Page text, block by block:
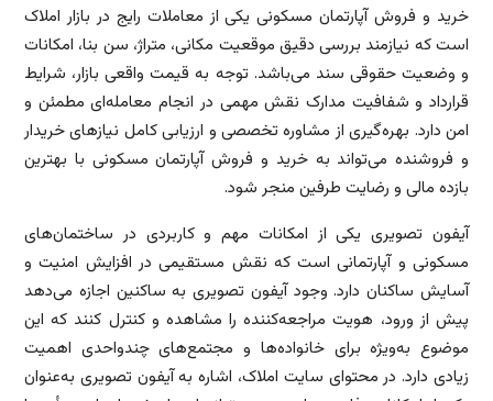
خرید و فروش آپارتمان مسکونی یکی از معاملات رایج در بازار املاک
است که نیازمند بررسی دقیق موقعیت مکانی، متراژ، سن بنا، امکانات
و وضعیت حقوقی سند می‌باشد. توجه به قیمت واقعی بازار، شرایط
قرارداد و شفافیت مدارک نقش مهمی در انجام معامله‌ای مطمئن و
امن دارد. بهره‌گیری از مشاوره تخصصی و ارزیابی کامل نیازهای خریدار
و فروشنده می‌تواند به خرید و فروش آپارتمان مسکونی با بهترین
بازده مالی و رضایت طرفین منجر شود.
آیفون تصویری یکی از امکانات مهم و کاربردی در ساختمان‌های
مسکونی و آپارتمانی است که نقش مستقیمی در افزایش امنیت و
آسایش ساکنان دارد. وجود آیفون تصویری به ساکنین اجازه می‌دهد
پیش از ورود، هویت مراجعه‌کننده را مشاهده و کنترل کنند که این
موضوع به‌ویژه برای خانواده‌ها و مجتمع‌های چندواحدی اهمیت
زیادی دارد. در محتوای سایت املاک، اشاره به آیفون تصویری به‌عنوان